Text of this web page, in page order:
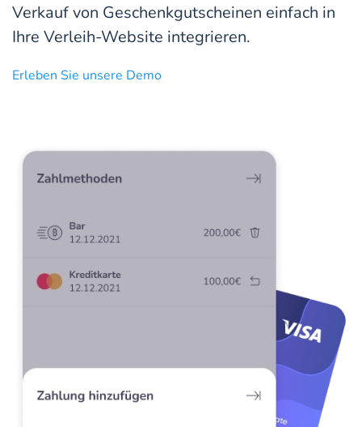
Verkauf von Geschenkgutscheinen einfach in
Ihre Verleih-Website integrieren.
Erleben Sie unsere Demo